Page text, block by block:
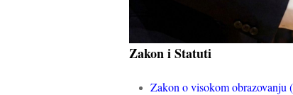
Zakon i Statuti
Zakon o visokom obrazovanju